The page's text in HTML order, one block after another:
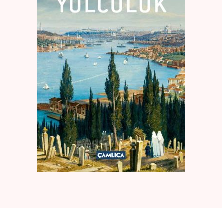
Osmanlı Tarihi
Proje – Araştırma
Selçuklu Tarihi
Seyahatname
Tercüme Eserler
Süreli Yayınlar
Create Account